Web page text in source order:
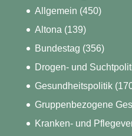
Allgemein (450)
Altona (139)
Bundestag (356)
Drogen- und
Gesundheitspolitik
Gruppenbezogene
Kranken- und